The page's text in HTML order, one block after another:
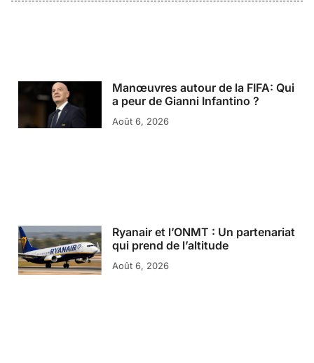
Manœuvres autour de la FIFA: Qui
a peur de Gianni Infantino ?
Août 6, 2026
Ryanair et l’ONMT : Un partenariat
qui prend de l’altitude
Août 6, 2026